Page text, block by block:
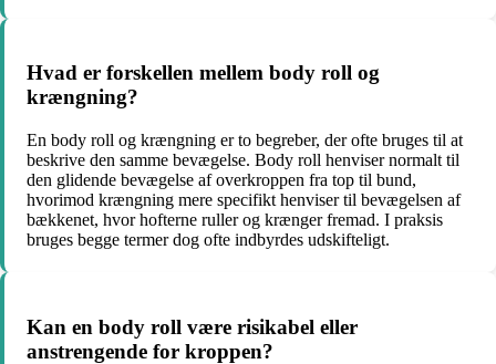
Hvad er forskellen mellem body roll og
krængning?
En body roll og krængning er to begreber, der ofte bruges til at
beskrive den samme bevægelse. Body roll henviser normalt til
den glidende bevægelse af overkroppen fra top til bund,
hvorimod krængning mere specifikt henviser til bevægelsen af
bækkenet, hvor hofterne ruller og krænger fremad. I praksis
bruges begge termer dog ofte indbyrdes udskifteligt.
Kan en body roll være risikabel eller
anstrengende for kroppen?